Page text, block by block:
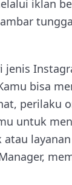
iklan
jenis
bisa
perilaku
untuk